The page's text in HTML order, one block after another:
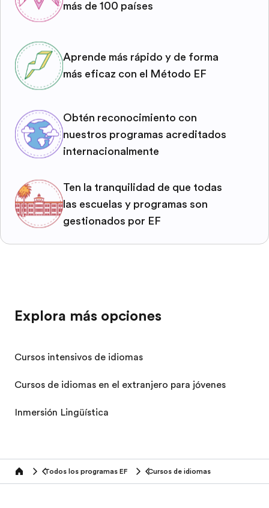
más de 100 países
Aprende más rápido y de forma
más eficaz con el Método EF
Obtén reconocimiento con
nuestros programas acreditados
internacionalmente
Ten la tranquilidad de que todas
las escuelas y programas son
gestionados por EF
Explora más opciones
Cursos intensivos de idiomas
Cursos de idiomas en el extranjero para jóvenes
Inmersión Lingüística
home Todos los programas EF Cursos de idiomas